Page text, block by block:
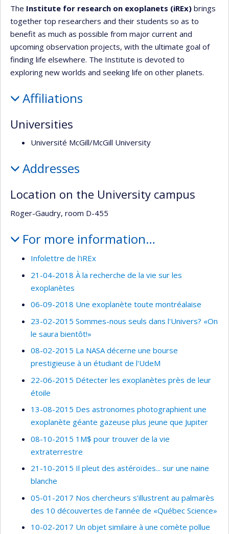
The Institute for research on exoplanets (iREx) brings
together top researchers and their students so as to
benefit as much as possible from major current and
upcoming observation projects, with the ultimate goal of
finding life elsewhere. The Institute is devoted to
exploring new worlds and seeking life on other planets.
Affiliations
Universities
Université McGill/McGill University
Addresses
Location on the University campus
Roger-Gaudry, room D-455
For more information…
Infolettre de l'iREx
21-04-2018 À la recherche de la vie sur les
exoplanètes
06-09-2018 Une exoplanète toute montréalaise
23-02-2015 Sommes-nous seuls dans l'Univers? «On
le saura bientôt!»
08-02-2015 La NASA décerne une bourse
prestigieuse à un étudiant de l'UdeM
22-06-2015 Détecter les exoplanètes près de leur
étoile
13-08-2015 Des astronomes photographient une
exoplanète géante gazeuse plus jeune que Jupiter
08-10-2015 1M$ pour trouver de la vie
extraterrestre
21-10-2015 Il pleut des astéroïdes... sur une naine
blanche
05-01-2017 Nos chercheurs s’illustrent au palmarès
des 10 découvertes de l’année de «Québec Science»
10-02-2017 Un objet similaire à une comète pollue